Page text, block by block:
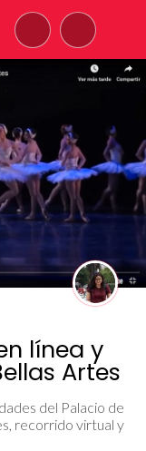
línea y
Artes
del Palacio de
recorrido virtual y